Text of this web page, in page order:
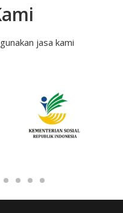
jasa kami